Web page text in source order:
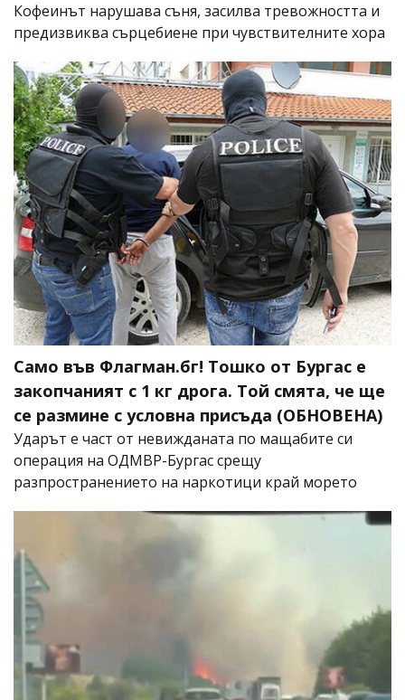
Кофеинът нарушава съня, засилва тревожността и
предизвиква сърцебиене при чувствителните хора
Само във Флагман.бг! Тошко от Бургас е
закопчаният с 1 кг дрога. Той смята, че ще
се размине с условна присъда (ОБНОВЕНА)
Ударът е част от невижданата по мащабите си
операция на ОДМВР-Бургас срещу
разпространението на наркотици край морето